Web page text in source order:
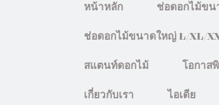
หน้าหลัก ช่อดอกไม้ขน
ช่อดอกไม้ขนาดใหญ่ L/XL/
สแตนท์ดอกไม้ โอกาส
เกี่ยวกับเรา ไอเดีย